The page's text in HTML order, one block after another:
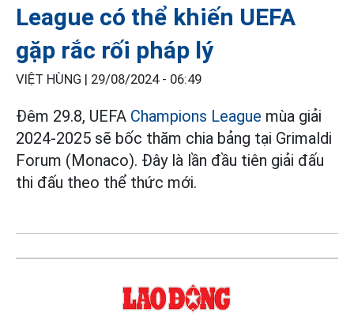
League có thể khiến UEFA
gặp rắc rối pháp lý
VIỆT HÙNG | 29/08/2024 - 06:49
Đêm 29.8, UEFA Champions League mùa giải
2024-2025 sẽ bốc thăm chia bảng tại Grimaldi
Forum (Monaco). Đây là lần đầu tiên giải đấu
thi đấu theo thể thức mới.